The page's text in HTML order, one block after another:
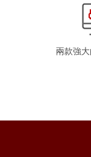
兩款強